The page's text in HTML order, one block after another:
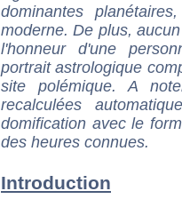
dominantes
moderne. De plus,
l'honneur d'une
portrait astrologique
site polémique. A
recalculées
domification avec le
des heures connues.
Introduction